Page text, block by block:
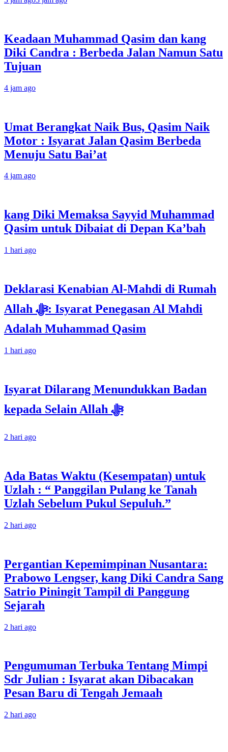
Keadaan Muhammad Qasim dan kang
Diki Candra : Berbeda Jalan Namun Satu
Tujuan
4 jam ago
Umat Berangkat Naik Bus, Qasim Naik
Motor : Isyarat Jalan Qasim Berbeda
Menuju Satu Bai’at
4 jam ago
kang Diki Memaksa Sayyid Muhammad
Qasim untuk Dibaiat di Depan Ka’bah
1 hari ago
Deklarasi Kenabian Al-Mahdi di Rumah
Allah ﷻ: Isyarat Penegasan Al Mahdi
Adalah Muhammad Qasim
1 hari ago
Isyarat Dilarang Menundukkan Badan
kepada Selain Allah ﷻ
2 hari ago
Ada Batas Waktu (Kesempatan) untuk
Uzlah : “ Panggilan Pulang ke Tanah
Uzlah Sebelum Pukul Sepuluh.”
2 hari ago
Pergantian Kepemimpinan Nusantara:
Prabowo Lengser, kang Diki Candra Sang
Satrio Piningit Tampil di Panggung
Sejarah
2 hari ago
Pengumuman Terbuka Tentang Mimpi
Sdr Julian : Isyarat akan Dibacakan
Pesan Baru di Tengah Jemaah
2 hari ago